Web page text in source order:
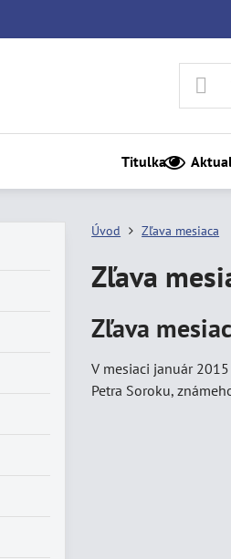
Titulka
Úvod Zľava mesiaca
Zľava
Zľava
V mesiaci január
Petra Soroku,